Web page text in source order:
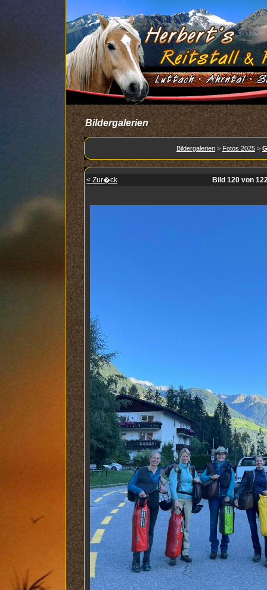
Bildergalerien
Bildergalerien > Fotos 2025 >
< Zur�ck Bild 120 von